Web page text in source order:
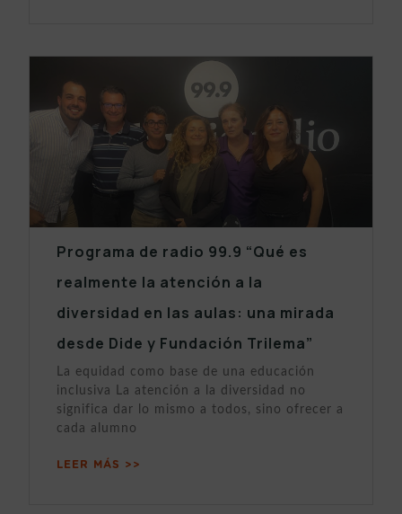
Programa de radio 99.9 “Qué es
realmente la atención a la
diversidad en las aulas: una mirada
desde Dide y Fundación Trilema”
La equidad como base de una educación
inclusiva La atención a la diversidad no
significa dar lo mismo a todos, sino ofrecer a
cada alumno
LEER MÁS >>